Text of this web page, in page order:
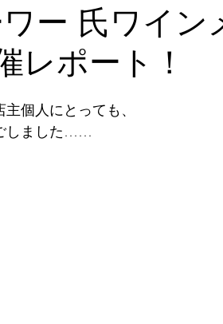
ー 氏ワイン
レポート！
個人にとっても、
しました……